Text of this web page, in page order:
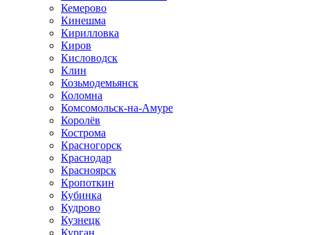
Кемерово
Кинешма
Кирилловка
Киров
Кисловодск
Клин
Козьмодемьянск
Коломна
Комсомольск-на-Амуре
Королёв
Кострома
Красногорск
Краснодар
Красноярск
Кропоткин
Кубинка
Кудрово
Кузнецк
Курган